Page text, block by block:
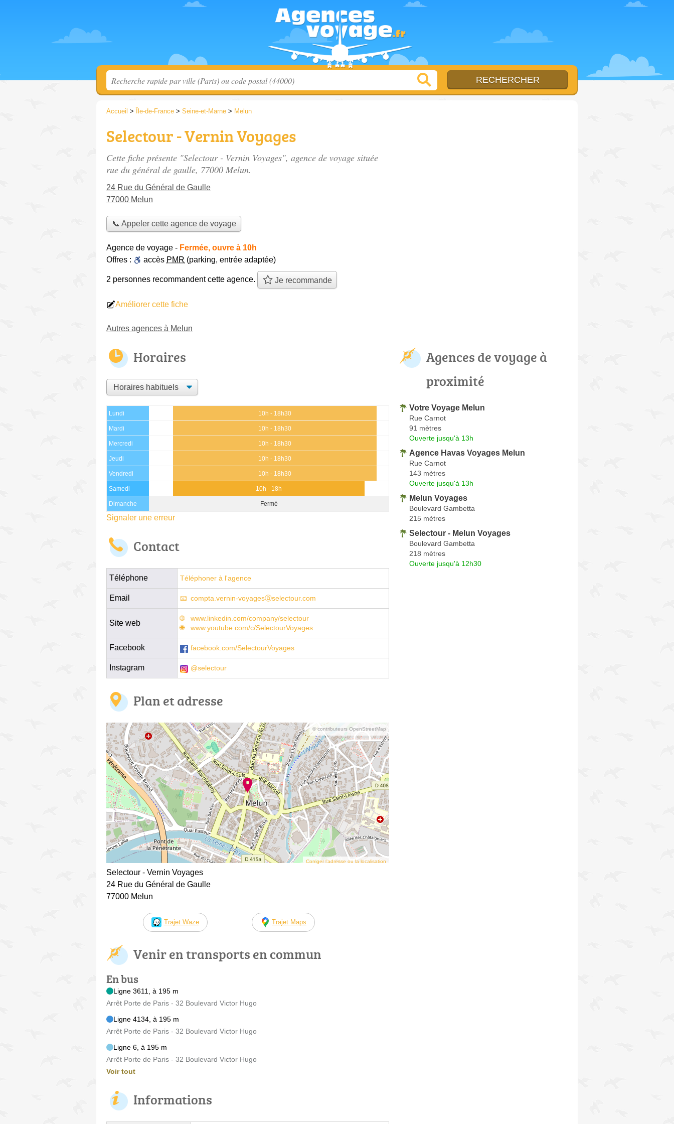
Accueil > Île-de-France > Seine-et-Marne > Melun
Selectour - Vernin Voyages
Cette fiche présente "Selectour - Vernin Voyages", agence de voyage située
rue du général de gaulle, 77000 Melun.
24 Rue du Général de Gaulle
77000 Melun
📞 Appeler cette agence de voyage
Agence de voyage - Fermée, ouvre à 10h
Offres :
accès PMR (parking, entrée adaptée)
2 personnes recommandentcette agence. Je recommande
Améliorer cette fiche
Autres agences à Melun
Horaires
Lundi 10h - 18h30
Mardi 10h - 18h30
Mercredi 10h - 18h30
Jeudi 10h - 18h30
Vendredi 10h - 18h30
Samedi 10h - 18h
Dimanche Fermé
Signaler une erreur
Contact
Téléphone Téléphoner à l'agence
Email compta.vernin-voyagesⓐselectour.com
Site web
www.linkedin.com/company/selectour
www.youtube.com/c/SelectourVoyages
Facebook facebook.com/SelectourVoyages
Instagram @selectour
Plan et adresse
© contributeurs OpenStreetMap
Corriger l’adresse ou la localisation
Selectour - Vernin Voyages
24 Rue du Général de Gaulle
77000 Melun
Trajet Waze Trajet Maps
Venir en transports en commun
En bus
Ligne 3611, à 195 m
Arrêt Porte de Paris - 32 Boulevard Victor Hugo
Ligne 4134, à 195 m
Arrêt Porte de Paris - 32 Boulevard Victor Hugo
Ligne 6, à 195 m
Arrêt Porte de Paris - 32 Boulevard Victor Hugo
Voir tout
Informations
Agences de voyage à
proximité
Votre Voyage Melun
Rue Carnot
91 mètres
Ouverte jusqu'à 13h
Agence Havas Voyages Melun
Rue Carnot
143 mètres
Ouverte jusqu'à 13h
Melun Voyages
Boulevard Gambetta
215 mètres
Selectour - Melun Voyages
Boulevard Gambetta
218 mètres
Ouverte jusqu'à 12h30